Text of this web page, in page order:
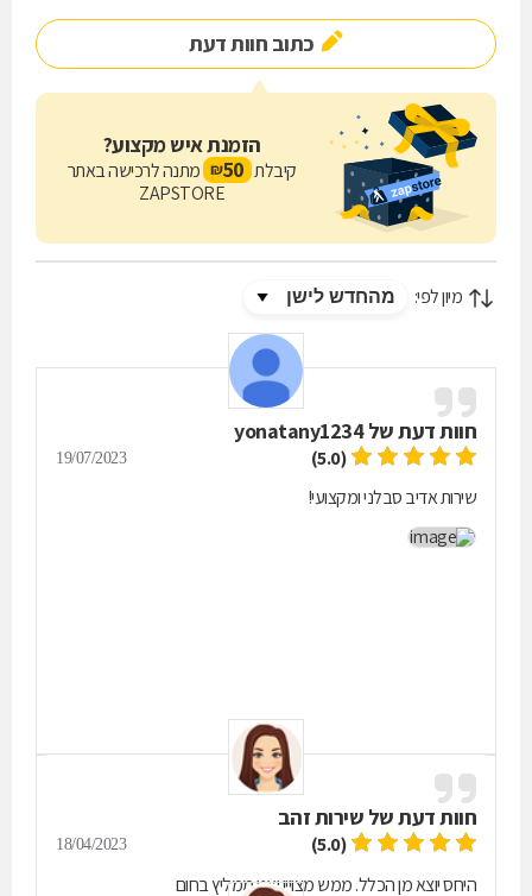
כתוב חוות דעת
הזמנת איש מקצוע?
קיבלת 50
₪ מתנה לרכישה באתר
ZAPSTORE
מיון לפי:
חוות דעת שלyonatany1234
(5.0)
19/07/2023
שירות אדיב סבלני ומקצועי!
חוות דעת של שירות זהב
(5.0)
18/04/2023
היחס יוצא מן הכלל. ממש מצויין ואני ממליץ בחום